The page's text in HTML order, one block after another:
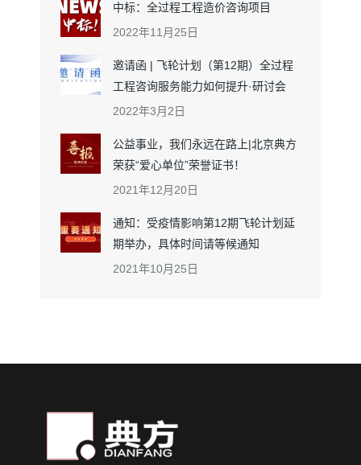
中标：全过程工程造价咨询项目
2022年11月25日
邀请函 | 飞轮计划（第12期）全过程
工程咨询服务能力如何提升·研讨会
2022年3月2日
公益事业，我们永远在路上|北京典方
荣获“爱心单位”荣誉证书！
2021年12月20日
通知：受疫情影响第12期飞轮计划延
期举办，具体时间请等候通知
2021年10月25日